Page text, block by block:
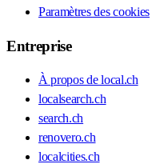
Paramètres des cookies
Entreprise
À propos de local.ch
localsearch.ch
search.ch
renovero.ch
localcities.ch